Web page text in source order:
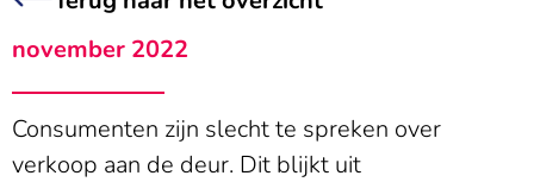
november 2022
Consumenten zijn slecht te spreken over
verkoop aan de deur. Dit blijkt uit